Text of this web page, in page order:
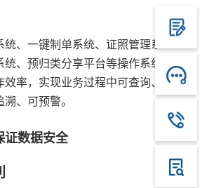
、一键制单系统、证照管理系
统、预归类分享平台等操作系统减
效率，实现业务过程中可查询、可
、可预警。
证数据安全